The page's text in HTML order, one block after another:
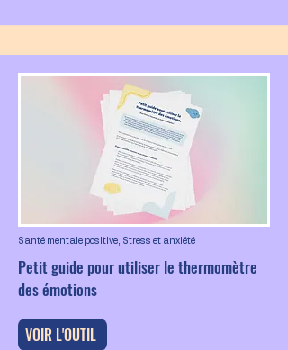
Santé mentale positive, Stress et anxiété
Petit guide pour utiliser le thermomètre
des émotions
VOIR L'OUTIL